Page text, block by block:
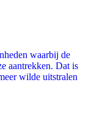
waarbij de
aantrekken. Dat is
wilde uitstralen